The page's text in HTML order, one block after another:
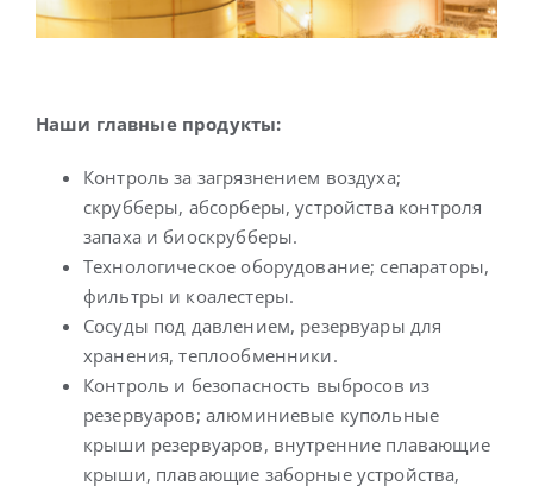
Наши главные продукты:
Контроль за загрязнением воздуха;
скрубберы, абсорберы, устройства контроля
запаха и биоскрубберы.
Технологическое оборудование; сепараторы,
фильтры и коалестеры.
Сосуды под давлением, резервуары для
хранения, теплообменники.
Контроль и безопасность выбросов из
резервуаров; алюминиевые купольные
крыши резервуаров, внутренние плавающие
крыши, плавающие заборные устройства,